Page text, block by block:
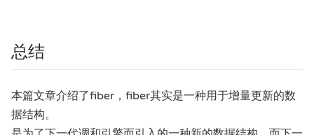
总结
本篇文章介绍了fiber，fiber其实是一种用于增量更新的数
据结构。